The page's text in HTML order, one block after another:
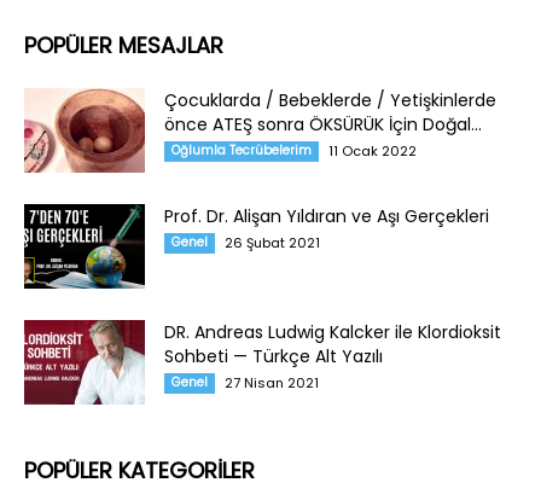
POPÜLER MESAJLAR
Çocuklarda / Bebeklerde / Yetişkinlerde
önce ATEŞ sonra ÖKSÜRÜK İçin Doğal...
Oğlumla Tecrübelerim 11 Ocak 2022
Prof. Dr. Alişan Yıldıran ve Aşı Gerçekleri
Genel 26 Şubat 2021
DR. Andreas Ludwig Kalcker ile Klordioksit
Sohbeti — Türkçe Alt Yazılı
Genel 27 Nisan 2021
POPÜLER KATEGORİLER